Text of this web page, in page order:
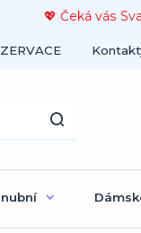
💖 Čeká vás